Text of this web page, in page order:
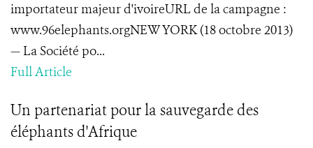
importateur majeur d'ivoireURL de la campagne :
www.96elephants.orgNEW YORK (18 octobre 2013)
— La Société po...
Full Article
Un partenariat pour la sauvegarde des
éléphants d'Afrique